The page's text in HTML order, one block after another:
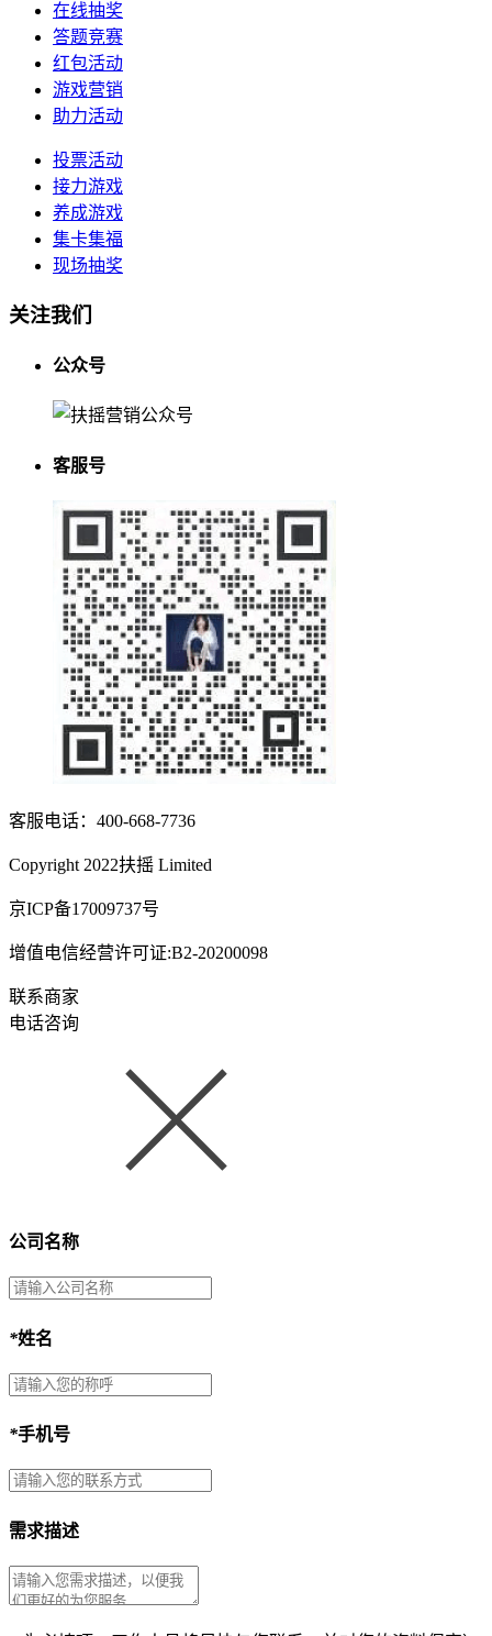
在线抽奖
答题竞赛
红包活动
游戏营销
助力活动
投票活动
接力游戏
养成游戏
集卡集福
现场抽奖
关注我们
公众号
客服号
客服电话：400-668-7736
Copyright 2022扶摇 Limited
京ICP备17009737号
增值电信经营许可证:B2-20200098
联系商家
电话咨询
公司名称
*姓名
*手机号
需求描述